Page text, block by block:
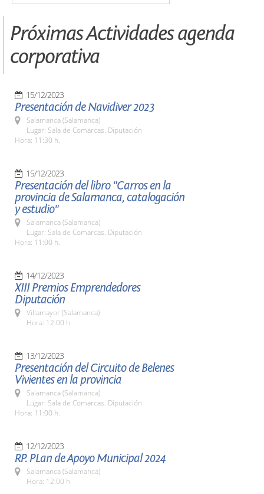
Próximas Actividades agenda
corporativa
15/12/2023
Presentación de Navidiver 2023
Salamanca (Salamanca)
Lugar: Sala de Comarcas. Diputación
Hora: 11:30 h.
15/12/2023
Presentación del libro "Carros en la
provincia de Salamanca, catalogación
y estudio"
Salamanca (Salamanca)
Lugar: Sala de Comarcas. Diputación
Hora: 11:00 h.
14/12/2023
XIII Premios Emprendedores
Diputación
Villamayor (Salamanca)
Hora: 12:00 h.
13/12/2023
Presentación del Circuito de Belenes
Vivientes en la provincia
Salamanca (Salamanca)
Lugar: Sala de Comarcas. Diputación
Hora: 11:00 h.
12/12/2023
RP. PLan de Apoyo Municipal 2024
Salamanca (Salamanca)
Hora: 12:00 h.